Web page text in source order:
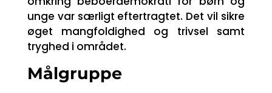
unge var særligt eftertragtet. Det vil sikre
øget mangfoldighed og trivsel samt
tryghed i området.
Målgruppe